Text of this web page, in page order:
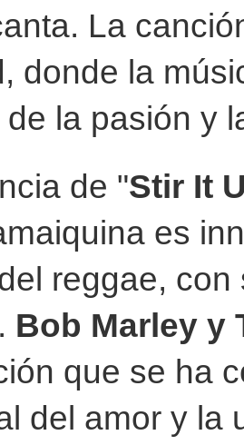
La
donde la
de la pasión y
de "Stir It
es
reggae,
Bob Marley y
que se ha
del amor y la